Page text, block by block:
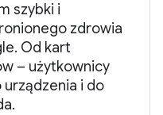
szybki i
zdrowia
Od kart
– użytkownicy
i do